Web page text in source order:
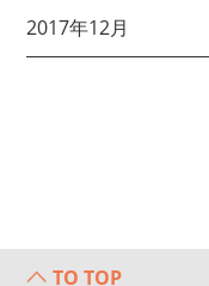
2017年12月
TO TOP